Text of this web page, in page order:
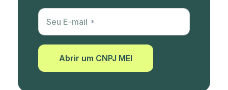
Utm Content
Seu E-mail
Abrir um CNPJ MEI